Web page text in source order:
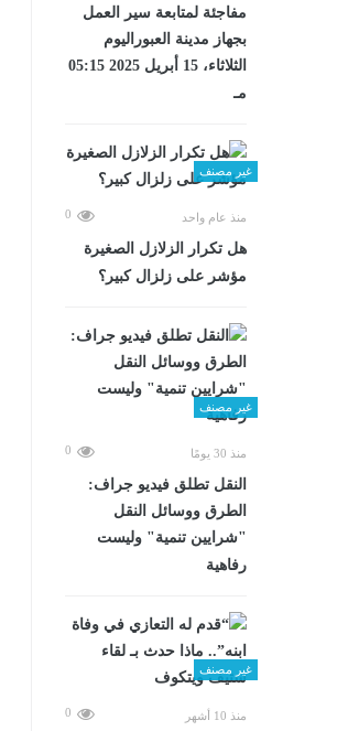
مفاجئة لمتابعة سير العمل
بجهاز مدينة العبوراليوم
الثلاثاء، 15 أبريل 2025 05:15
مـ
غير مصنف
منذ عام واحد 0
هل تكرار الزلازل الصغيرة
مؤشر على زلزال كبير؟
غير مصنف
منذ 30 يومًا 0
​النقل تطلق فيديو جراف:
الطرق ووسائل النقل
"شرايين تنمية" وليست
رفاهية
غير مصنف
منذ 10 أشهر 0